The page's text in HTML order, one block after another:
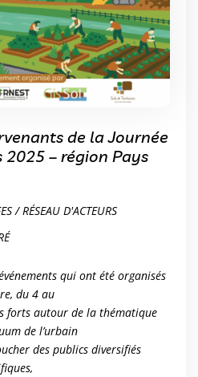
de la Journée
– région Pays
/ RÉSEAU D'ACTEURS
qui ont été organisés
du 4 au
forts autour de la thématique
de l’urbain
des publics diversifiés